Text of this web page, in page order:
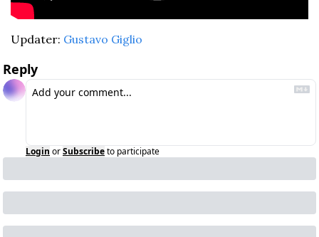
Updater: Gustavo Giglio
Reply
Login orSubscribeto participate